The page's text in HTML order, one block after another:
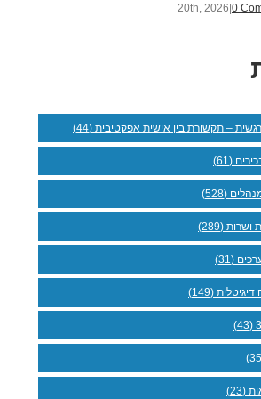
0
– תקשורת בין אישית אפקטיבית (44)
(61)
(528)
(289)
(31)
(149)
(23)